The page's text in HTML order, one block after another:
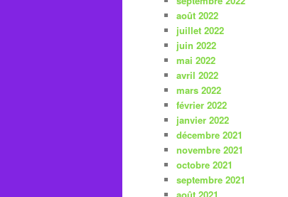
août 2022
juillet 2022
juin 2022
mai 2022
avril 2022
mars 2022
février 2022
janvier 2022
décembre 2021
novembre 2021
octobre 2021
septembre 2021